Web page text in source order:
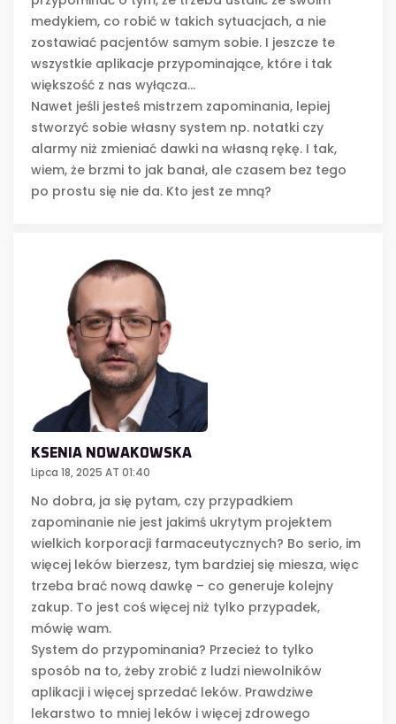
medykiem, co robić w takich sytuacjach, a nie
zostawiać pacjentów samym sobie. I jeszcze te
wszystkie aplikacje przypominające, które i tak
większość z nas wyłącza...
Nawet jeśli jesteś mistrzem zapominania, lepiej
stworzyć sobie własny system np. notatki czy
alarmy niż zmieniać dawki na własną rękę. I tak,
wiem, że brzmi to jak banał, ale czasem bez tego
po prostu się nie da. Kto jest ze mną?
KSENIA NOWAKOWSKA
Lipca 18, 2025 AT 01:40
No dobra, ja się pytam, czy przypadkiem
zapominanie nie jest jakimś ukrytym projektem
wielkich korporacji farmaceutycznych? Bo serio, im
więcej leków bierzesz, tym bardziej się miesza, więc
trzeba brać nową dawkę – co generuje kolejny
zakup. To jest coś więcej niż tylko przypadek,
mówię wam.
System do przypominania? Przecież to tylko
sposób na to, żeby zrobić z ludzi niewolników
aplikacji i więcej sprzedać leków. Prawdziwe
lekarstwo to mniej leków i więcej zdrowego